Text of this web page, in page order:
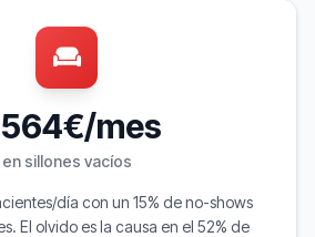
mes
en sillones vacíos
día con un 15% de no-shows
El olvido es la causa en el 52% de